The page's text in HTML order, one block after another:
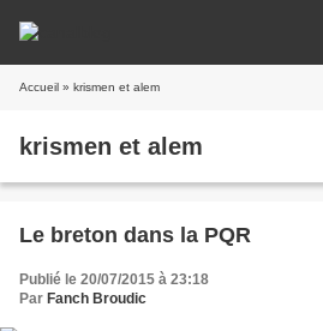
Accueil » krismen et alem
krismen et alem
Le breton dans la PQR
Publié le 20/07/2015 à 23:18
Par Fanch Broudic